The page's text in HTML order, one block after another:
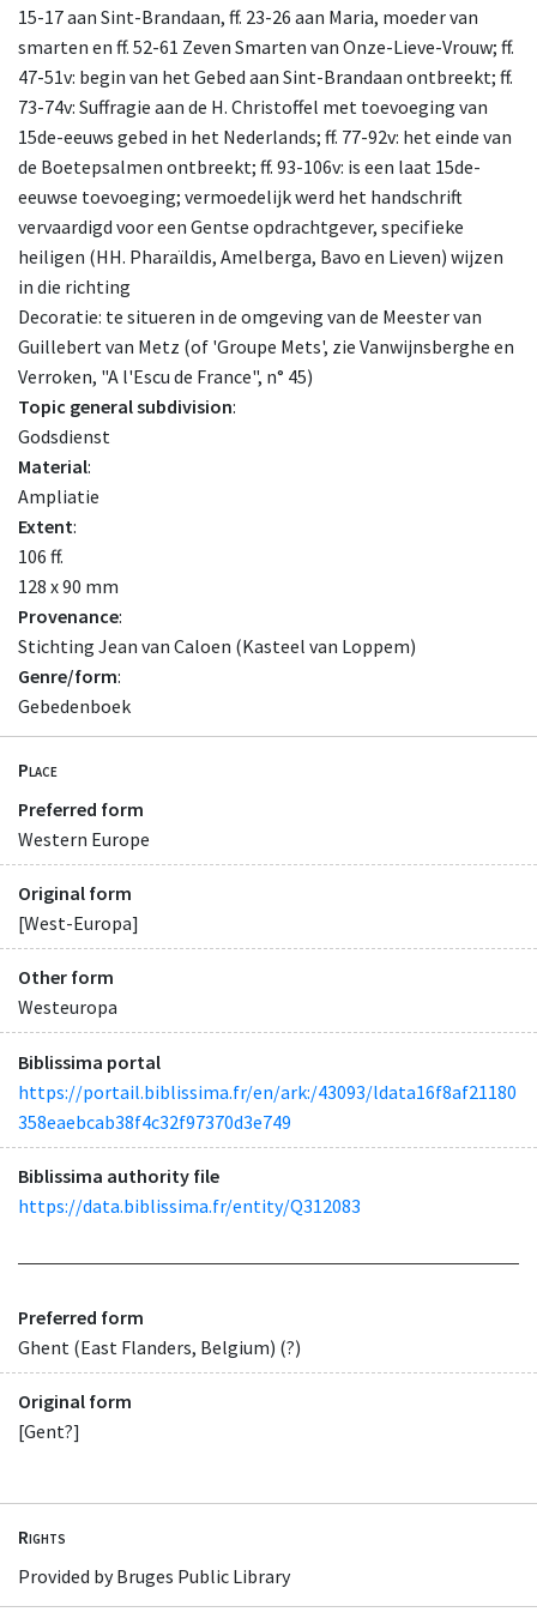
15-17 aan Sint-Brandaan, ff. 23-26 aan Maria, moeder van
smarten en ff. 52-61 Zeven Smarten van Onze-Lieve-Vrouw; ff.
47-51v: begin van het Gebed aan Sint-Brandaan ontbreekt; ff.
73-74v: Suffragie aan de H. Christoffel met toevoeging van
15de-eeuws gebed in het Nederlands; ff. 77-92v: het einde van
de Boetepsalmen ontbreekt; ff. 93-106v: is een laat 15de-
eeuwse toevoeging; vermoedelijk werd het handschrift
vervaardigd voor een Gentse opdrachtgever, specifieke
heiligen (HH. Pharaïldis, Amelberga, Bavo en Lieven) wijzen
in die richting
Decoratie: te situeren in de omgeving van de Meester van
Guillebert van Metz (of 'Groupe Mets', zie Vanwijnsberghe en
Verroken, "A l'Escu de France", n° 45)
Topic general subdivision:
Godsdienst
Material:
Ampliatie
Extent:
106 ff.
128 x 90 mm
Provenance:
Stichting Jean van Caloen (Kasteel van Loppem)
Genre/form:
Gebedenboek
Place
Preferred form
Western Europe
Original form
[West-Europa]
Other form
Westeuropa
Biblissima portal
https://portail.biblissima.fr/en/ark:/43093/ldata16f8af21180
358eaebcab38f4c32f97370d3e749
Biblissima authority file
https://data.biblissima.fr/entity/Q312083
Preferred form
Ghent (East Flanders, Belgium) (?)
Original form
[Gent?]
Rights
Provided by Bruges Public Library